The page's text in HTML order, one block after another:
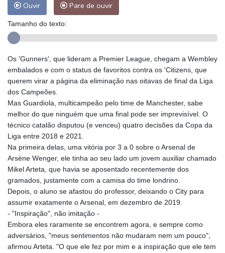
Ouvir Pare de ouvir
Tamanho do texto:
Os 'Gunners', que lideram a Premier League, chegam a Wembley
embalados e com o status de favoritos contra os 'Citizens, que
querem virar a página da eliminação nas oitavas de final da Liga
dos Campeões.
Mas Guardiola, multicampeão pelo time de Manchester, sabe
melhor do que ninguém que uma final pode ser imprevisível. O
técnico catalão disputou (e venceu) quatro decisões da Copa da
Liga entre 2018 e 2021.
Na primeira delas, uma vitória por 3 a 0 sobre o Arsenal de
Arsène Wenger, ele tinha ao seu lado um jovem auxiliar chamado
Mikel Arteta, que havia se aposentado recentemente dos
gramados, justamente com a camisa do time londrino.
Depois, o aluno se afastou do professor, deixando o City para
assumir exatamente o Arsenal, em dezembro de 2019.
- "Inspiração", não imitação -
Embora eles raramente se encontrem agora, e sempre como
adversários, "meus sentimentos não mudaram nem um pouco",
afirmou Arteta. "O que ele fez por mim e a inspiração que ele tem